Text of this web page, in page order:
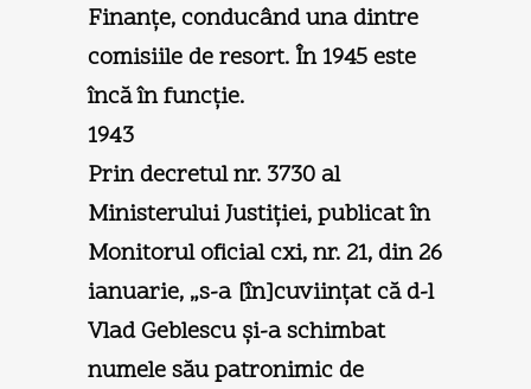
Finanţe, conducând una dintre
comisiile de resort. În 1945 este
încă în funcţie.
1943
Prin decretul nr. 3730 al
Ministerului Justiţiei, publicat în
Monitorul oficial cxi, nr. 21, din 26
ianuarie, „s-a [în]cuviinţat că d-l
Vlad Geblescu şi-a schimbat
numele său patronimic de